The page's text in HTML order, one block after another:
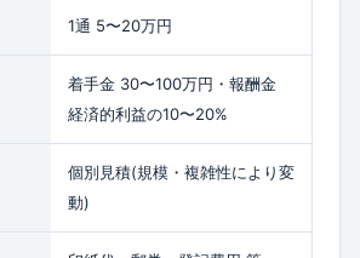
1通 5〜20万円
着手金 30〜100万円・報酬金
経済的利益の10〜20%
個別見積(規模・複雑性により変
動)